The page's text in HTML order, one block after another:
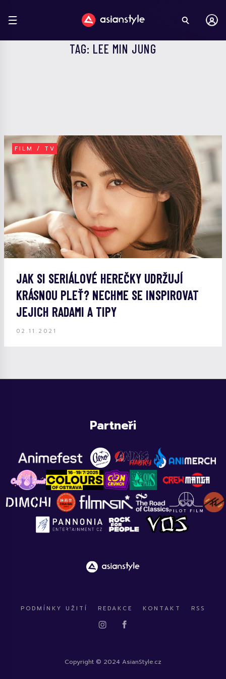
TAG: LEE MIN JUNG
FILM / TV
JAK SI SERIÁLOVÉ HEREČKY UDRŽUJÍ
KRÁSNOU PLEŤ? NECHME SE INSPIROVAT
JEJICH RADAMI A TIPY
02.11.2021
Partneři
PODMÍNKY UŽITÍ REDAKCE KONTAKT RSS
Copyright © 2024 AsianStyle.cz